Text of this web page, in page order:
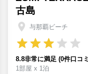
古島
与那覇ビーチ
8.8非常に満足 (0件口コ
1部屋 x 1泊